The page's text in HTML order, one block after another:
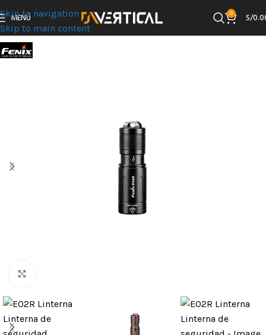
Skip to navigation
Skip to main content
MENÚ 0 S/